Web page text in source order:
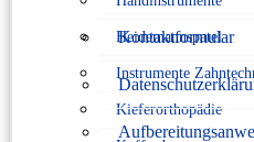
Kontaktformular
Heidemannspatel
Instrumente
Kieferorthopädie